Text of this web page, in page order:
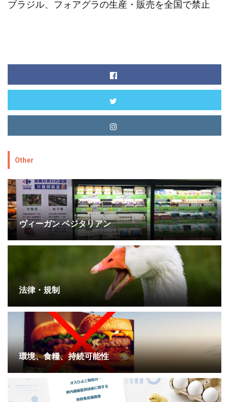
ブラジル、フォアグラの生産・販売を全国で禁止
Other
ヴィーガン ベジタリアン
法律・規制
環境、食糧、持続可能性